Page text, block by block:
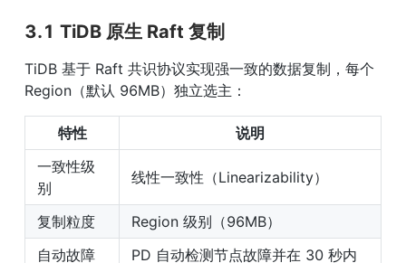
3.1 TiDB 原生 Raft 复制
TiDB 基于 Raft 共识协议实现强一致的数据复制，每个
Region（默认 96MB）独立选主：
特性
说明
一致性级
别
线性一致性（Linearizability）
复制粒度
Region 级别（96MB）
自动故障
PD 自动检测节点故障并在 30 秒内